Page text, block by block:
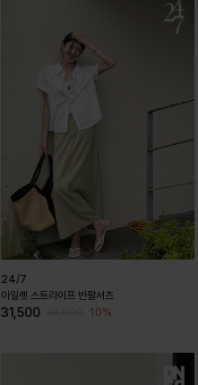
24/7
아일렛 스트라이프 반팔셔츠
31,500 10%